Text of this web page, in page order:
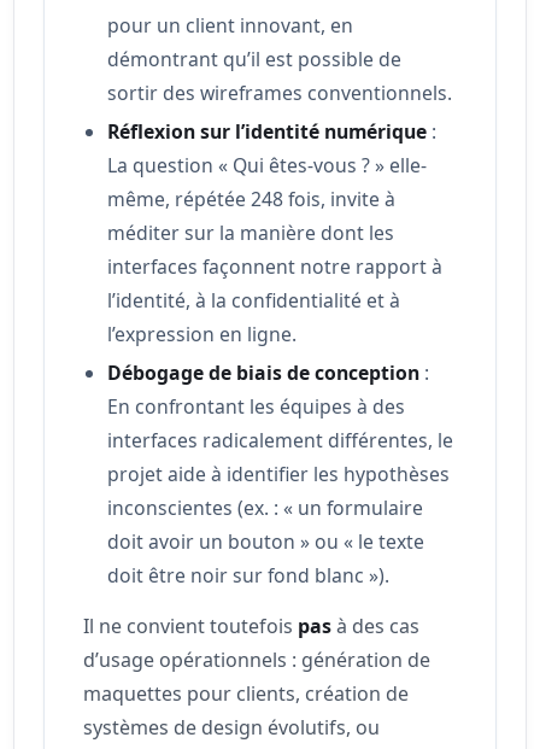
pour un client innovant, en
démontrant qu’il est possible de
sortir des wireframes conventionnels.
Réflexion sur l’identité numérique :
La question « Qui êtes-vous ? » elle-
même, répétée 248 fois, invite à
méditer sur la manière dont les
interfaces façonnent notre rapport à
l’identité, à la confidentialité et à
l’expression en ligne.
Débogage de biais de conception :
En confrontant les équipes à des
interfaces radicalement différentes, le
projet aide à identifier les hypothèses
inconscientes (ex. : « un formulaire
doit avoir un bouton » ou « le texte
doit être noir sur fond blanc »).
Il ne convient toutefois pasà des cas
d’usage opérationnels : génération de
maquettes pour clients, création de
systèmes de design évolutifs, ou